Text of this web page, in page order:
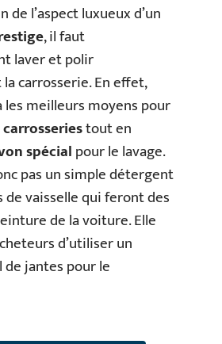
de l’aspect luxueux d’un
, il faut
laver et polir
carrosserie. En effet,
meilleurs moyens pour
carrosseriestout en
spécialpour le lavage.
pas un simple détergent
de vaisselle qui feront des
de la voiture. Elle
d’utiliser un
jantes pour le